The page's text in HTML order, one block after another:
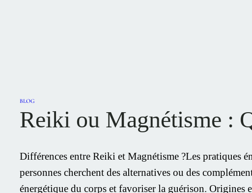
BLOG
Reiki ou Magnétisme :
Différences entre Reiki et Magnétisme ?Les pratiques
personnes cherchent des alternatives ou des
énergétique du corps et favoriser la guérison.